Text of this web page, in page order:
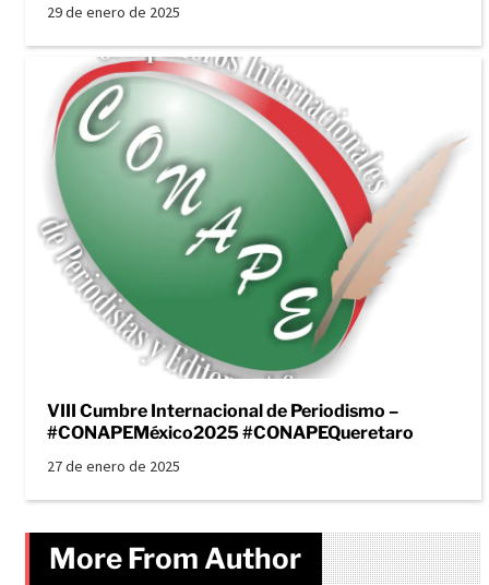
29 de enero de 2025
VIII Cumbre Internacional de Periodismo –
#CONAPEMéxico2025 #CONAPEQueretaro
27 de enero de 2025
More From Author